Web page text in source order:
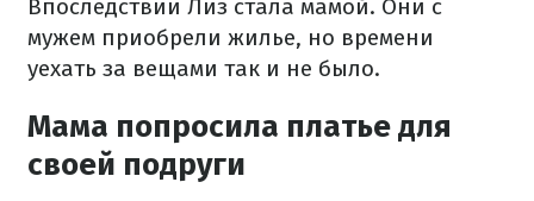
Впоследствии Лиз стала мамой. Они с
мужем приобрели жилье, но времени
уехать за вещами так и не было.
Мама попросила платье для
своей подруги